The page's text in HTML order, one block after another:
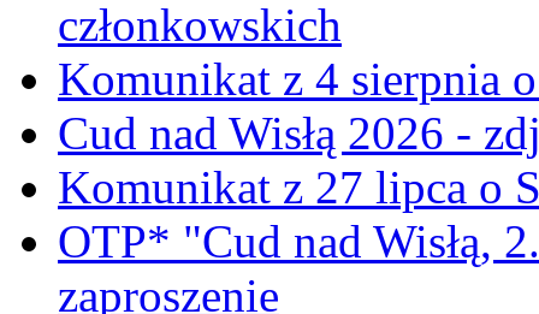
członkowskich
Komunikat z 4 sierpnia
Cud nad Wisłą 2026 -
Komunikat z 27 lipca o
OTP* "Cud nad Wisłą,
zaproszenie